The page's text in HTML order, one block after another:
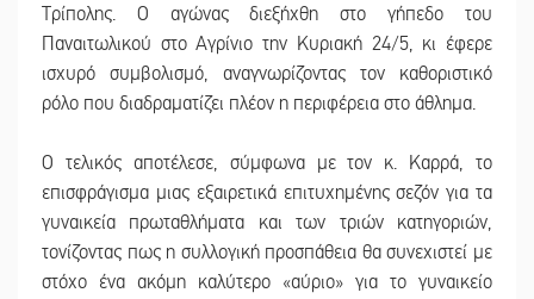
Τρίπολης. Ο αγώνας διεξήχθη στο γήπεδο του
Παναιτωλικού στο Αγρίνιο την Κυριακή 24/5, κι έφερε
ισχυρό συμβολισμό, αναγνωρίζοντας τον καθοριστικό
ρόλο που διαδραματίζει πλέον η περιφέρεια στο άθλημα.
Ο τελικός αποτέλεσε, σύμφωνα με τον κ. Καρρά, το
επισφράγισμα μιας εξαιρετικά επιτυχημένης σεζόν για τα
γυναικεία πρωταθλήματα και των τριών κατηγοριών,
τονίζοντας πως η συλλογική προσπάθεια θα συνεχιστεί με
στόχο ένα ακόμη καλύτερο «αύριο» για το γυναικείο